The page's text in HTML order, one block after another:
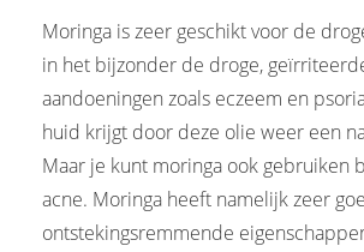
Moringa is zeer geschikt voor de
in het bijzonder de droge,
aandoeningen zoals eczeem en
huid krijgt door deze olie weer een
Maar je kunt moringa ook gebruiken
acne. Moringa heeft namelijk zeer
ontstekingsremmende